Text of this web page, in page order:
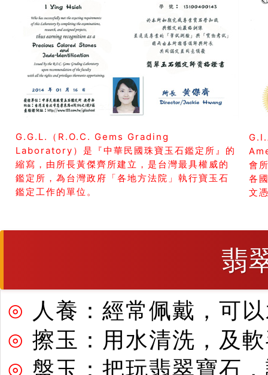
G.G.L.（R.O.C. Gems Grading
Laboratory）是『中華民國珠寶玉石鑑定所』的
縮寫，由所長黃傑齊所建立，是台灣最具權威的
鑑定所，為台灣政府「各地方法院」執行寶玉石
鑑定工作的單位。
會
各
文
翡
⊙ 人養：經常佩戴，可
⊙ 擦玉：用水清洗，及
⊙ 盤玉：把玩翡翠寶石